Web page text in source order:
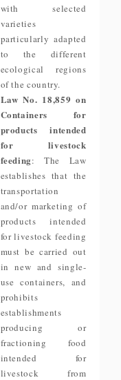
with selected
varieties
particularly adapted
to the different
ecological regions
of the country.
Law No. 18,859 on
Containers for
products intended
for livestock
feeding: The Law
establishes that the
transportation
and/or marketing of
products intended
for livestock feeding
must be carried out
in new and single-
use containers, and
prohibits
establishments
producing or
fractioning food
intended for
livestock from